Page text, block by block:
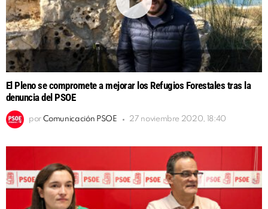
El Pleno se compromete a mejorar los Refugios Forestales tras la
denuncia del PSOE
por Comunicación PSOE 27 noviembre 2020, 18:40